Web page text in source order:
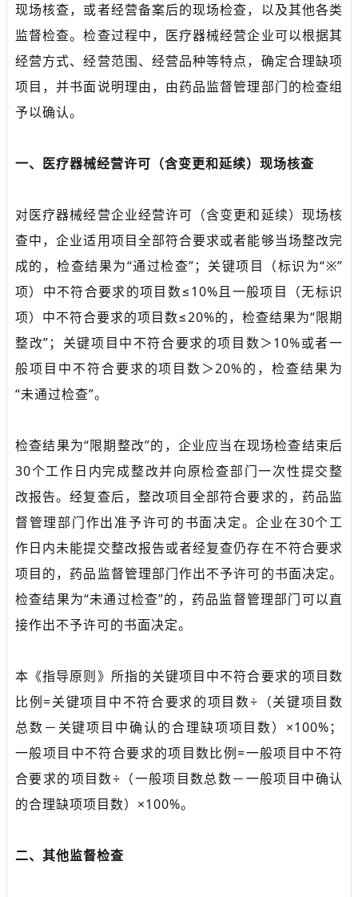
现场核查，或者经营备案后的现场检查，以及其他各类
监督检查。检查过程中，医疗器械经营企业可以根据其
经营方式、经营范围、经营品种等特点，确定合理缺项
项目，并书面说明理由，由药品监督管理部门的检查组
予以确认。
一、医疗器械经营许可（含变更和延续）现场核查
对医疗器械经营企业经营许可（含变更和延续）现场核
查中，企业适用项目全部符合要求或者能够当场整改完
成的，检查结果为“通过检查”；关键项目（标识为“※”
项）中不符合要求的项目数≤10%且一般项目（无标识
项）中不符合要求的项目数≤20%的，检查结果为“限期
整改”；关键项目中不符合要求的项目数＞10%或者一
般项目中不符合要求的项目数＞20%的，检查结果为
“未通过检查”。
检查结果为“限期整改”的，企业应当在现场检查结束后
30个工作日内完成整改并向原检查部门一次性提交整
改报告。经复查后，整改项目全部符合要求的，药品监
督管理部门作出准予许可的书面决定。企业在30个工
作日内未能提交整改报告或者经复查仍存在不符合要求
项目的，药品监督管理部门作出不予许可的书面决定。
检查结果为“未通过检查”的，药品监督管理部门可以直
接作出不予许可的书面决定。
本《指导原则》所指的关键项目中不符合要求的项目数
比例=关键项目中不符合要求的项目数÷（关键项目数
总数－关键项目中确认的合理缺项项目数）×100%；
一般项目中不符合要求的项目数比例=一般项目中不符
合要求的项目数÷（一般项目数总数－一般项目中确认
的合理缺项项目数）×100%。
二、其他监督检查